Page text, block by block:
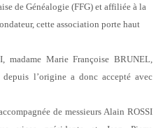
de Généalogie (FFG) et affiliée à la
cette association porte haut
madame Marie Françoise BRUNEL,
depuis l’origine a donc accepté avec
de messieurs Alain ROSSI